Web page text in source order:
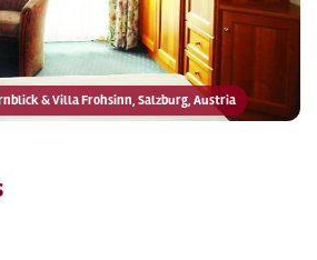
& Villa Frohsinn, Salzburg, Austria